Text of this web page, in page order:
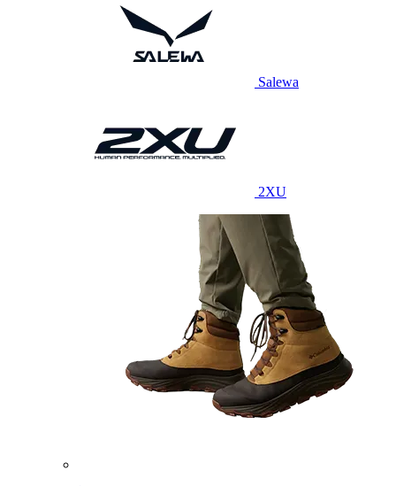
Salewa
2XU